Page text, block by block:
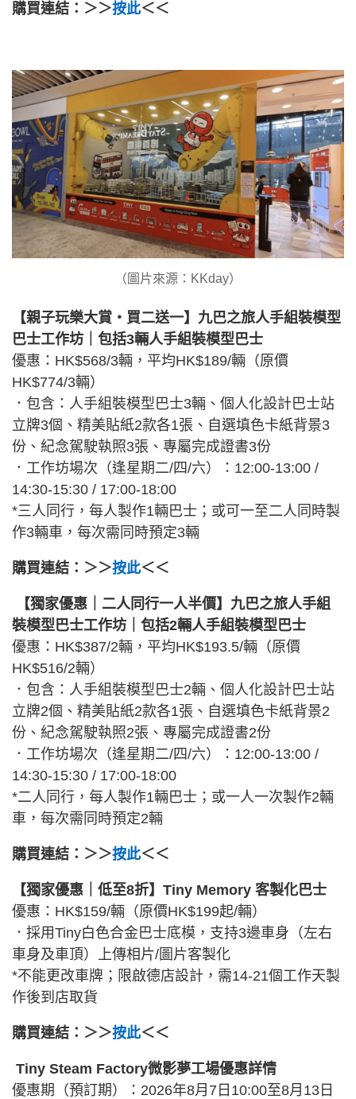
購買連結：＞＞按此＜＜
（圖片來源：KKday）
【親子玩樂大賞・買二送一】九巴之旅人手組裝模型
巴士工作坊｜包括3輛人手組裝模型巴士
優惠：HK$568/3輛，平均HK$189/輛（原價
HK$774/3輛）
．包含：人手組裝模型巴士3輛、個人化設計巴士站
立牌3個、精美貼紙2款各1張、自選填色卡紙背景3
份、紀念駕駛執照3張、專屬完成證書3份
．工作坊場次（逢星期二/四/六）：12:00-13:00 /
14:30-15:30 / 17:00-18:00
*三人同行，每人製作1輛巴士；或可一至二人同時製
作3輛車，每次需同時預定3輛
購買連結：＞＞按此＜＜
【獨家優惠｜二人同行一人半價】九巴之旅人手組
裝模型巴士工作坊｜包括2輛人手組裝模型巴士
優惠：HK$387/2輛，平均HK$193.5/輛（原價
HK$516/2輛）
．包含：人手組裝模型巴士2輛、個人化設計巴士站
立牌2個、精美貼紙2款各1張、自選填色卡紙背景2
份、紀念駕駛執照2張、專屬完成證書2份
．工作坊場次（逢星期二/四/六）：12:00-13:00 /
14:30-15:30 / 17:00-18:00
*二人同行，每人製作1輛巴士；或一人一次製作2輛
車，每次需同時預定2輛
購買連結：＞＞按此＜＜
【獨家優惠｜低至8折】Tiny Memory 客製化巴士
優惠：HK$159/輛（原價HK$199起/輛）
．採用Tiny白色合金巴士底模，支持3邊車身（左右
車身及車頂）上傳相片/圖片客製化
*不能更改車牌；限啟德店設計，需14-21個工作天製
作後到店取貨
購買連結：＞＞按此＜＜
Tiny Steam Factory微影夢工場優惠詳情
優惠期（預訂期）：2026年8月7日10:00至8月13日